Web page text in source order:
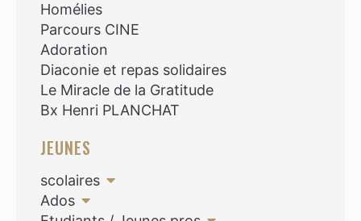
Homélies
Parcours CINE
Adoration
Diaconie et repas solidaires
Le Miracle de la Gratitude
Bx Henri PLANCHAT
JEUNES
scolaires
Ados